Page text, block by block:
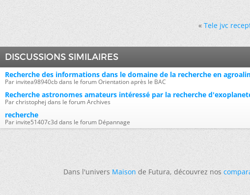
« Tele jvc
DISCUSSIONS SIMILAIRES
Recherche des informations dans le domaine de la recherche en
Par invitea98940cb dans le forum Orientation après le BAC
Recherche astronomes amateurs intéressé par la recherche
Par christophej dans le forum Archives
recherche
Par invite51407c3d dans le forum Dépannage
Dans l'universMaisonde Futura, découvrez nos